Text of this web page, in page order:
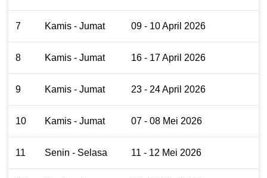
7 Kamis - Jumat 09 - 10 April 2026
8 Kamis - Jumat 16 - 17 April 2026
9 Kamis - Jumat 23 - 24 April 2026
10 Kamis - Jumat 07 - 08 Mei 2026
11 Senin - Selasa 11 - 12 Mei 2026